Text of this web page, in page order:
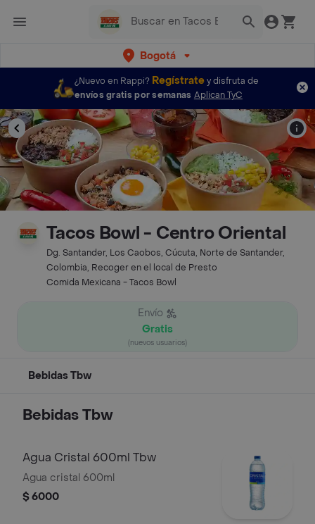
Bogotá
¿Nuevo en Rappi? Regístratey disfruta de
envíos gratis por semanas Aplican TyC
Tacos Bowl - Centro Oriental
Dg. Santander, Los Caobos, Cúcuta, Norte de Santander,
Colombia, Recoger en el local de Presto
Comida Mexicana - Tacos Bowl
Envío
Gratis
(nuevos usuarios)
Bebidas Tbw
Bebidas Tbw
Agua Cristal 600ml Tbw
Agua cristal 600ml
$ 6000